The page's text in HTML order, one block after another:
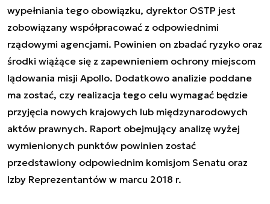
wypełniania tego obowiązku, dyrektor OSTP jest
zobowiązany współpracować z odpowiednimi
rządowymi agencjami. Powinien on zbadać ryzyko oraz
środki wiążące się z zapewnieniem ochrony miejscom
lądowania misji Apollo. Dodatkowo analizie poddane
ma zostać, czy realizacja tego celu wymagać będzie
przyjęcia nowych krajowych lub międzynarodowych
aktów prawnych. Raport obejmujący analizę wyżej
wymienionych punktów powinien zostać
przedstawiony odpowiednim komisjom Senatu oraz
Izby Reprezentantów w marcu 2018 r.